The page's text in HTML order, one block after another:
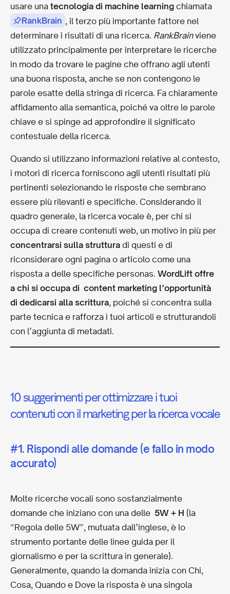
usare una tecnologia di machine learning chiamata
RankBrain , il terzo più importante fattore nel
determinare i risultati di una ricerca. RankBrainviene
utilizzato principalmente per interpretare le ricerche
in modo da trovare le pagine che offrano agli utenti
una buona risposta, anche se non contengono le
parole esatte della stringa di ricerca. Fa chiaramente
affidamento alla semantica, poiché va oltre le parole
chiave e si spinge ad approfondire il significato
contestuale della ricerca.
Quando si utilizzano informazioni relative al contesto,
i motori di ricerca forniscono agli utenti risultati più
pertinenti selezionando le risposte che sembrano
essere più rilevanti e specifiche. Considerando il
quadro generale, la ricerca vocale è, per chi si
occupa di creare contenuti web, un motivo in più per
concentrarsi sulla struttura di questi e di
riconsiderare ogni pagina o articolo come una
risposta a delle specifiche personas. WordLift offre
a chi si occupa di content marketing l’opportunità
di dedicarsi alla scrittura, poiché si concentra sulla
parte tecnica e rafforza i tuoi articoli e strutturandoli
con l’aggiunta di metadati.
10 suggerimenti per ottimizzare i tuoi
contenuti con il marketing per la ricerca vocale
#1. Rispondi alle domande (e fallo in modo
accurato)
Molte ricerche vocali sono sostanzialmente
domande che iniziano con una delle 5W + H (la
“Regola delle 5W”, mutuata dall’inglese, è lo
strumento portante delle linee guida per il
giornalismo e per la scrittura in generale).
Generalmente, quando la domanda inizia con Chi,
Cosa, Quando e Dove la risposta è una singola